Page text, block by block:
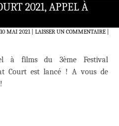
2021, APPEL À
10 MAI 2021 LAISSER UN COMMENTAIRE|
à films du 3ème Festival
Court est lancé ! A vous de